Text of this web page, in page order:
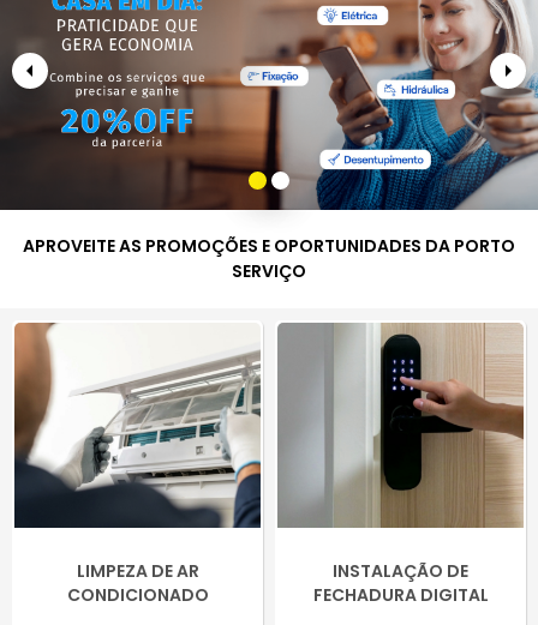
arrow_left arrow_right
APROVEITE AS PROMOÇÕES E OPORTUNIDADES DA PORTO
SERVIÇO
LIMPEZA DE AR
CONDICIONADO
INSTALAÇÃO DE
FECHADURA DIGITAL